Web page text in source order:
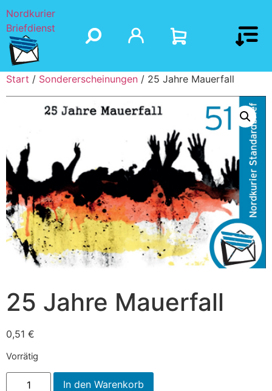
Nordkurier
Briefdienst
Start / Sondererscheinungen / 25 Jahre Mauerfall
25 Jahre Mauerfall
0,51 €
Vorrätig
In den Warenkorb